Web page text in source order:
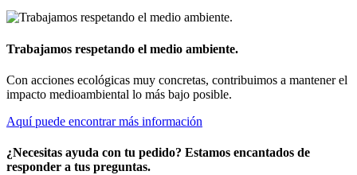
Trabajamos respetando el medio ambiente.
Con acciones ecológicas muy concretas, contribuimos a mantener el
impacto medioambiental lo más bajo posible.
Aquí puede encontrar más información
¿Necesitas ayuda con tu pedido? Estamos encantados de
responder a tus preguntas.